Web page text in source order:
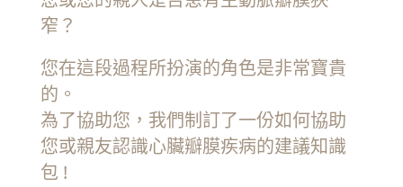
窄？
您在這段過程所扮演的角色是非常寶貴
的。
為了協助您，我們制訂了一份如何協助
您或親友認識心臟瓣膜疾病的建議知識
包 !